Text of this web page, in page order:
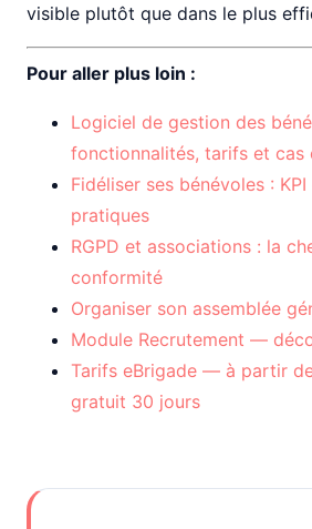
visible plutôt que dans le plus
Pour aller plus loin :
Logiciel de gestion des
fonctionnalités, tarifs et cas
Fidéliser ses bénévoles :
pratiques
RGPD et associations : la
conformité
Organiser son assemblée
Module Recrutement —
Tarifs eBrigade — à partir
gratuit 30 jours